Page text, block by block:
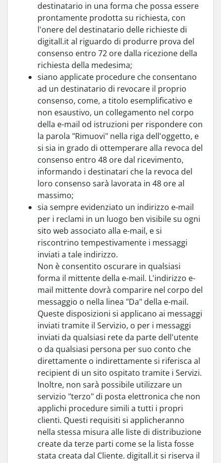
destinatario in una forma che possa essere
prontamente prodotta su richiesta, con
l'onere del destinatario delle richieste di
digitall.it al riguardo di produrre prova del
consenso entro 72 ore dalla ricezione della
richiesta della medesima;
siano applicate procedure che consentano
ad un destinatario di revocare il proprio
consenso, come, a titolo esemplificativo e
non esaustivo, un collegamento nel corpo
della e-mail od istruzioni per rispondere con
la parola "Rimuovi" nella riga dell'oggetto, e
si sia in grado di ottemperare alla revoca del
consenso entro 48 ore dal ricevimento,
informando i destinatari che la revoca del
loro consenso sarà lavorata in 48 ore al
massimo;
sia sempre evidenziato un indirizzo e-mail
per i reclami in un luogo ben visibile su ogni
sito web associato alla e-mail, e si
riscontrino tempestivamente i messaggi
inviati a tale indirizzo.
Non è consentito oscurare in qualsiasi
forma il mittente della e-mail. L'indirizzo e-
mail mittente dovrà comparire nel corpo del
messaggio o nella linea "Da" della e-mail.
Queste disposizioni si applicano ai messaggi
inviati tramite il Servizio, o per i messaggi
inviati da qualsiasi rete da parte dell'utente
o da qualsiasi persona per suo conto che
direttamente o indirettamente si riferisca al
recipient di un sito ospitato tramite i Servizi.
Inoltre, non sarà possibile utilizzare un
servizio "terzo" di posta elettronica che non
applichi procedure simili a tutti i propri
clienti. Questi requisiti si applicheranno
nella stessa misura alle liste di distribuzione
create da terze parti come se la lista fosse
stata creata dal Cliente. digitall.it si riserva il